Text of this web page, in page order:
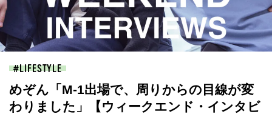
LIFESTYLE
めぞん「M-1出場で、周りからの目線が変
わりました」【ウィークエンド・インタビ